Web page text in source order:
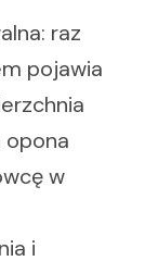
raz
pojawia
opona
w
i